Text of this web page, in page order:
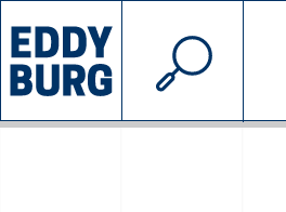
INIZIATIVE
© 2026